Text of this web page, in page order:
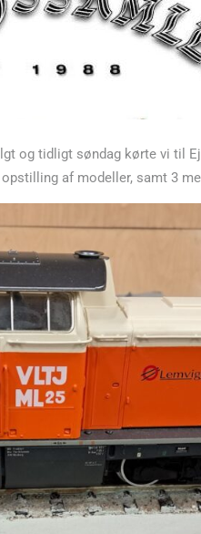
og tidligt søndag kørte vi til
af modeller, samt 3